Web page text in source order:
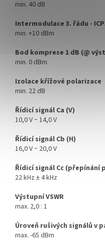
min. 40 dB
Intermodulace 3. řádu -
min. +10 dBm
Bod komprese 1 dB (@
min. 0 dBm
Izolace křížové polarizace
min. 22 dB
Řídicí signál Ca (V)
10,0 V ~ 14,0 V
Řídicí signál Cb (H)
16,0 V ~ 20,0 V
Řídicí signál Cc (přepínání
22 kHz ± 4 kHz
Výstupní VSWR
max. 2,0 : 1
Úroveň rušivých signálů v
max. -65 dBm